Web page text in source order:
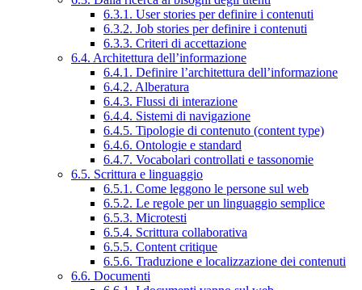
6.3.1. User stories per definire i contenuti
6.3.2. Job stories per definire i contenuti
6.3.3. Criteri di accettazione
6.4. Architettura dell’informazione
6.4.1. Definire l’architettura dell’informazione
6.4.2. Alberatura
6.4.3. Flussi di interazione
6.4.4. Sistemi di navigazione
6.4.5. Tipologie di contenuto (content type)
6.4.6. Ontologie e standard
6.4.7. Vocabolari controllati e tassonomie
6.5. Scrittura e linguaggio
6.5.1. Come leggono le persone sul web
6.5.2. Le regole per un linguaggio semplice
6.5.3. Microtesti
6.5.4. Scrittura collaborativa
6.5.5. Content critique
6.5.6. Traduzione e localizzazione dei contenuti
6.6. Documenti